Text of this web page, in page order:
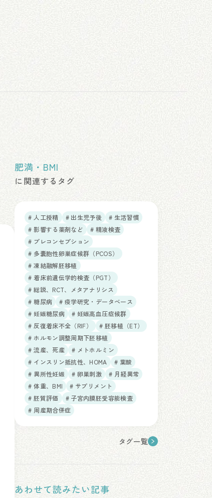
肥満・BMI
に関連するタグ
# 人工授精 # 出生児予後
# 生活習慣
# 影響する薬剤など
# 精液検査
# プレコンセプション
# 多嚢胞性卵巣症候群（PCOS）
# 凍結融解胚移植
# 着床前遺伝学的検査（PGT）
# 総説、RCT、メタアナリシス
# 糖尿病
# 疫学研究・データベース
# 妊娠糖尿病
# 妊娠高血圧症候群
# 反復着床不全（RIF）
# 胚移植（ET）
# ホルモン調整周期下胚移植
# 流産、死産
# メトホルミン
# インスリン抵抗性、HOMA
# 葉酸
# 異所性妊娠
# 卵巣刺激
# 月経異常
# 体重、BMI
# サプリメント
# 胚質評価
# 子宮内膜胚受容能検査
# 周産期合併症
タグ一覧
あわせて読みたい記事